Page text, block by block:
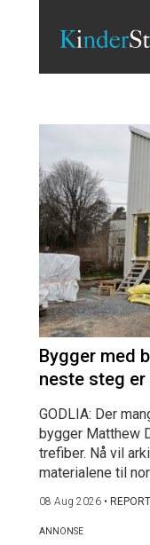
Bygger med
neste steg
GODLIA: Der
bygger Matthew
trefiber. Nå vil
materialene til
08 Aug 2026 •